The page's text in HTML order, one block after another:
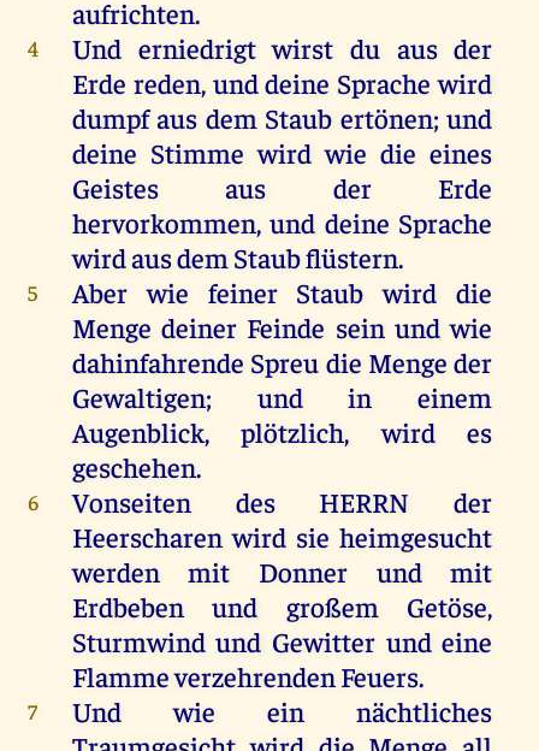
aufrichten.
4 Und erniedrigt wirst du aus der
Erde reden, und deine Sprache wird
dumpfaus dem Staub ertönen;und
deine Stimme wird wie die eines
Geistes
aus der
Erde
hervorkommen,und deine Sprache
wirdausdem Staubflüstern.
5 Aber wie feiner Staub wird die
Menge deiner Feinde sein und wie
dahinfahrende Spreu die Menge der
Gewaltigen; und in
einem
Augenblick,plötzlich,wird
es
geschehen.
6 Vonseiten des HERRN
der
Heerscharen wird sie heimgesucht
werden
mit Donner und
mit
Erdbeben
und großem Getöse,
Sturmwind und Gewitter und eine
FlammeverzehrendenFeuers.
7 Und wie ein nächtliches